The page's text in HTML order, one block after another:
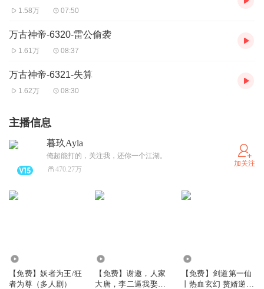
1.58万 07:50
万古神帝-6320-雷公偷袭
1.61万 08:37
万古神帝-6321-失算
1.62万 08:30
主播信息
暮玖Ayla
俺超能打的，关注我，还你一个江湖。
470.27万
加关注
【免费】妖者为王/狂
者为尊（多人剧）
【免费】谢邀，人家
大唐，李二逼我娶长
【免费】剑道第一仙
丨热血玄幻 赘婿逆袭